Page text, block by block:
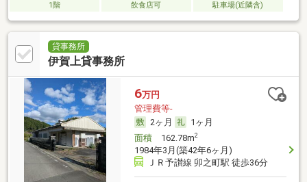
1階 飲食店可 駐車場(近隣含)
貸事務所
伊賀上貸事務所
6万円
管理費等-
2ヶ月
1ヶ月
面積162.78m2
1984年3月(築42年6ヶ月)
ＪＲ予讃線 卯之町駅 徒歩36分